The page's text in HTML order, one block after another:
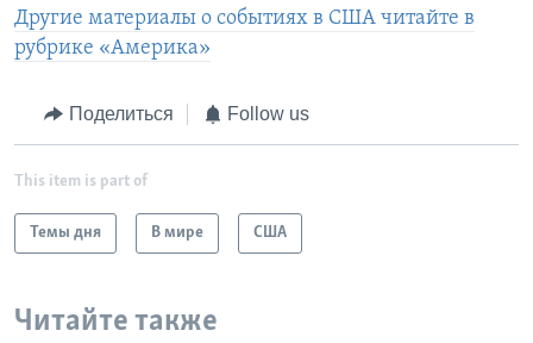
Другие материалы о событиях в США читайте в
рубрике «Америка»
Поделиться Follow us
This item is part of
Темы дня В мире США
Читайте также